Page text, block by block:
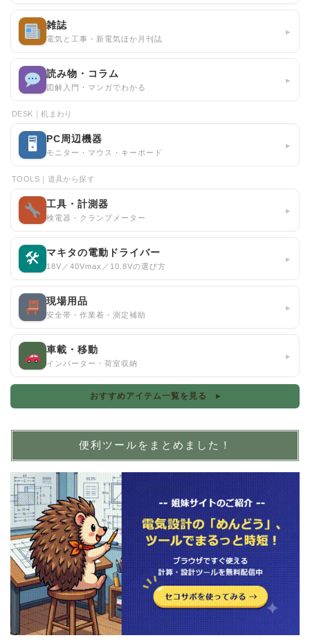
雑誌
電気と工事・新電気ほか月刊誌
▸
読み物・コラム
図解入門・マンガでわかる
▸
DESK｜机まわり
🖥 PC周辺機器
モニター・マウス・キーボード
▸
TOOLS｜道具から探す
工具・計測器
検電器・クランプメーター
▸
🛠 マキタの電動ドライバー
18V／40Vmax／10.8Vの選び方
▸
現場用品
安全帯・作業着・測定補助
▸
車載・移動
インバーター・荷室収納
▸
おすすめアイテム一覧を見る ▸
便利ツールをまとめました！